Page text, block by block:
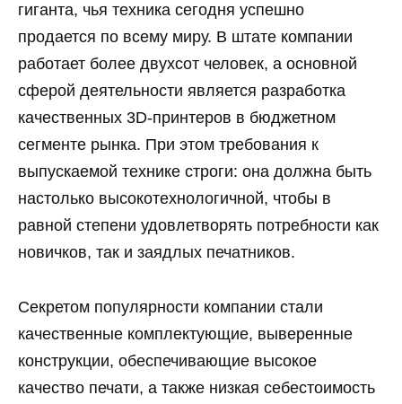
гиганта, чья техника сегодня успешно
продается по всему миру. В штате компании
работает более двухсот человек, а основной
сферой деятельности является разработка
качественных 3D-принтеров в бюджетном
сегменте рынка. При этом требования к
выпускаемой технике строги: она должна быть
настолько высокотехнологичной, чтобы в
равной степени удовлетворять потребности как
новичков, так и заядлых печатников.
Секретом популярности компании стали
качественные комплектующие, выверенные
конструкции, обеспечивающие высокое
качество печати, а также низкая себестоимость